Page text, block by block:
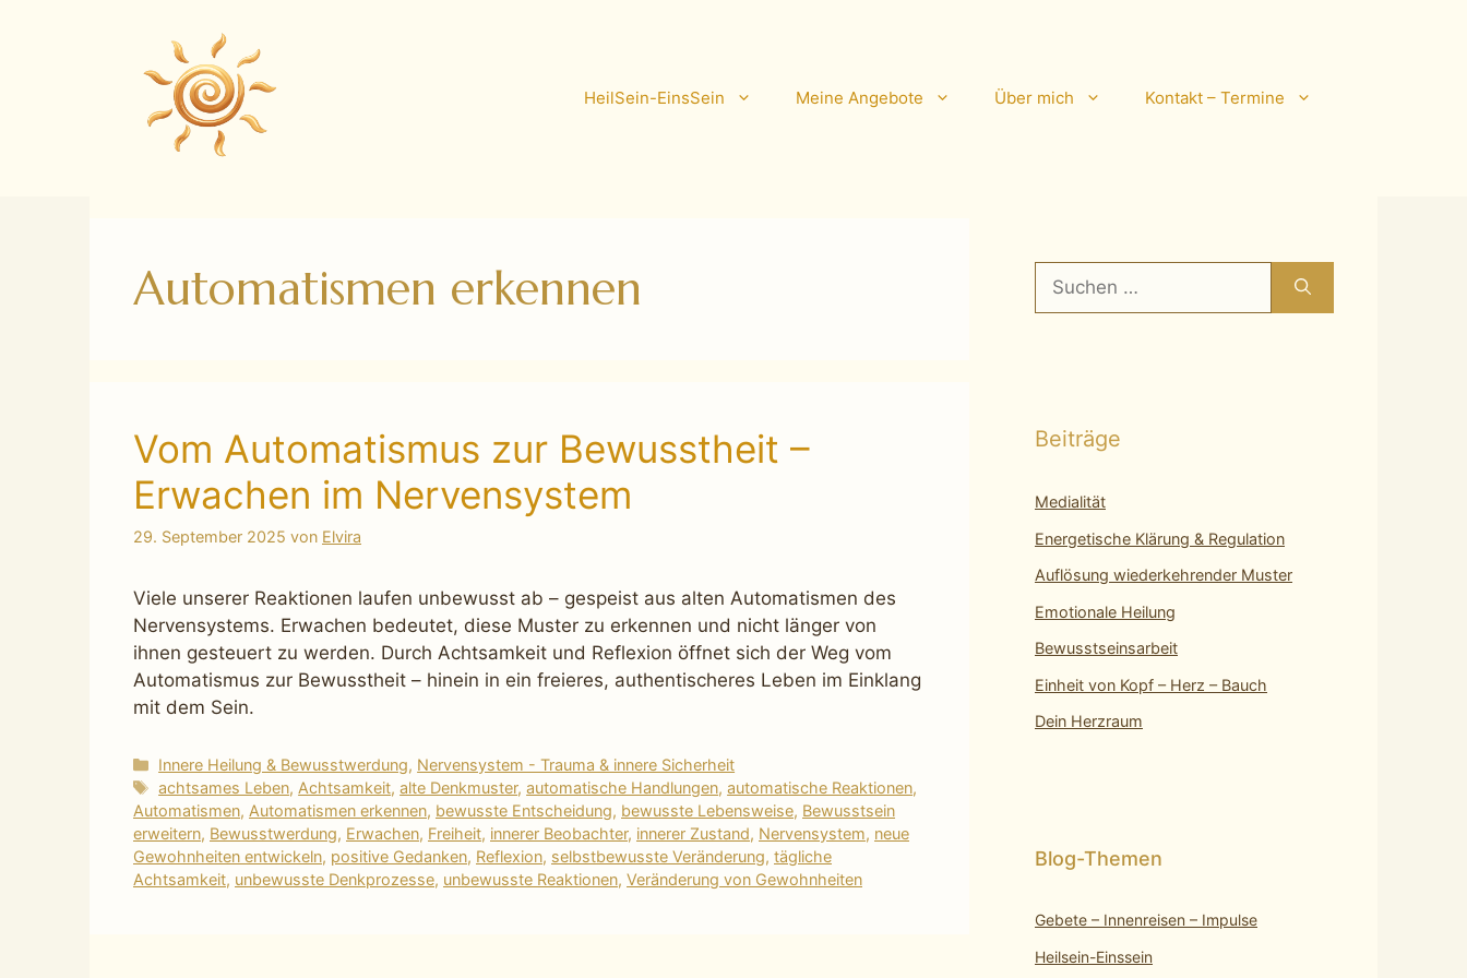
HeilSein-EinsSein Meine Angebote Über mich Kontakt – Termine
Automatismen erkennen
Vom Automatismus zur Bewusstheit –
Erwachen im Nervensystem
29. September 2025 von Elvira
Viele unserer Reaktionen laufen unbewusst ab – gespeist aus alten Automatismen des
Nervensystems. Erwachen bedeutet, diese Muster zu erkennen und nicht länger von
ihnen gesteuert zu werden. Durch Achtsamkeit und Reflexion öffnet sich der Weg vom
Automatismus zur Bewusstheit – hinein in ein freieres, authentischeres Leben im Einklang
mit dem Sein.
Kategorien
Innere Heilung & Bewusstwerdung, Nervensystem - Trauma & innere Sicherheit
Schlagwörter
achtsames Leben, Achtsamkeit,alte Denkmuster,automatische Handlungen,automatische Reaktionen,
Automatismen, Automatismen erkennen, bewusste Entscheidung, bewusste Lebensweise, Bewusstsein
erweitern, Bewusstwerdung, Erwachen, Freiheit, innerer Beobachter, innerer Zustand, Nervensystem, neue
Gewohnheiten entwickeln, positive Gedanken, Reflexion, selbstbewusste Veränderung, tägliche
Achtsamkeit, unbewusste Denkprozesse, unbewusste Reaktionen, Veränderung von Gewohnheiten
Suchen
nach:
Beiträge
Medialität
Energetische Klärung & Regulation
Auflösung wiederkehrender Muster
Emotionale Heilung
Bewusstseinsarbeit
Einheit von Kopf – Herz – Bauch
Dein Herzraum
Gebete – Innenreisen – Impulse
Heilsein-Einssein